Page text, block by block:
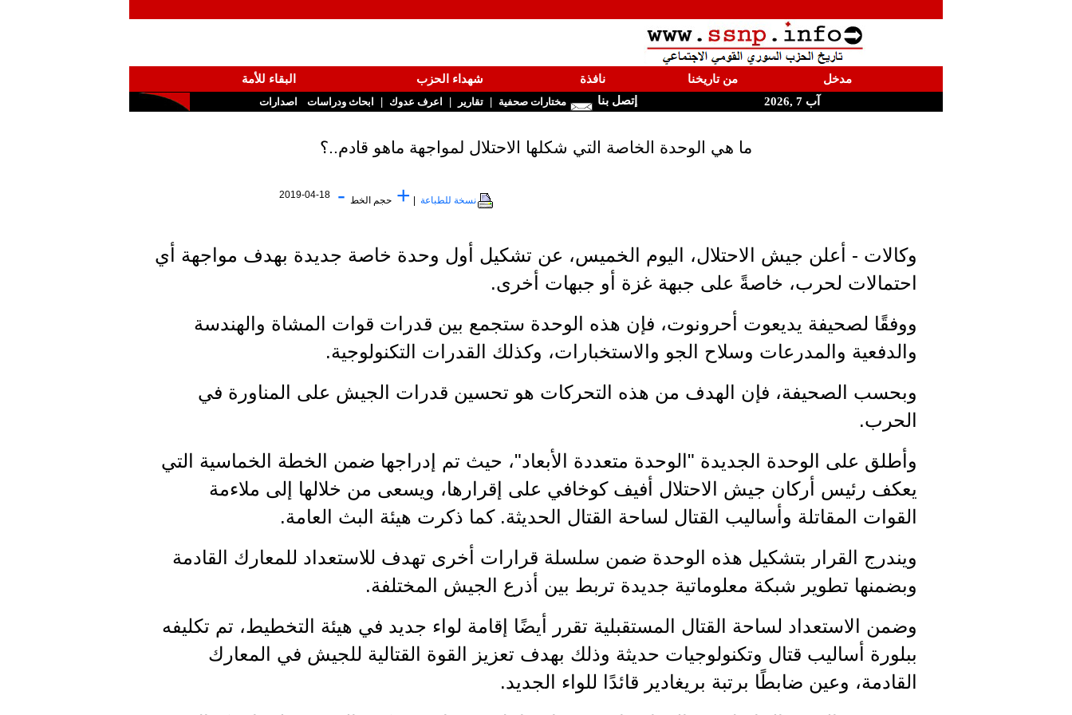
مدخل من تاريخنا نافذة شهداء الحزب
البقاء للأمة
آب 7 ,2026
إتصل بنا مختارات صحفية | تقارير | اعرف عدوك | ابحاث ودراسات اصدارات
ما هي الوحدة الخاصة التي شكلها الاحتلال لمواجهة ماهو قادم..؟
نسخة للطباعة + حجم الخط -
2019-04-18
وكالات - أعلن جيش الاحتلال، اليوم الخميس، عن تشكيل أول وحدة خاصة جديدة بهدف مواجهة أي
احتمالات لحرب، خاصةً على جبهة غزة أو جبهات أخرى.
ووفقًا لصحيفة يديعوت أحرونوت، فإن هذه الوحدة ستجمع بين قدرات قوات المشاة والهندسة
والدفعية والمدرعات وسلاح الجو والاستخبارات، وكذلك القدرات التكنولوجية.
وبحسب الصحيفة، فإن الهدف من هذه التحركات هو تحسين قدرات الجيش على المناورة في
الحرب.
وأطلق على الوحدة الجديدة "الوحدة متعددة الأبعاد"، حيث تم إدراجها ضمن الخطة الخماسية التي
يعكف رئيس أركان جيش الاحتلال أفيف كوخافي على إقرارها، ويسعى من خلالها إلى ملاءمة
القوات المقاتلة وأساليب القتال لساحة القتال الحديثة. كما ذكرت هيئة البث العامة.
ويندرج القرار بتشكيل هذه الوحدة ضمن سلسلة قرارات أخرى تهدف للاستعداد للمعارك القادمة
وبضمنها تطوير شبكة معلوماتية جديدة تربط بين أذرع الجيش المختلفة.
وضمن الاستعداد لساحة القتال المستقبلية تقرر أيضًا إقامة لواء جديد في هيئة التخطيط، تم تكليفه
ببلورة أساليب قتال وتكنولوجيات حديثة وذلك بهدف تعزيز القوة القتالية للجيش في المعارك
القادمة، وعين ضابطًا برتبة بريغادير قائدًا للواء الجديد.